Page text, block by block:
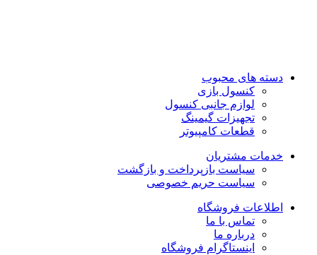
دسته های محبوب
کنسول بازی
لوازم جانبی کنسول
تجهیزات گیمینگ
قطعات کامپیوتر
خدمات مشتریان
سیاست بازپرداخت و بازگشت
سیاست حریم خصوصی
اطلاعات فروشگاه
تماس با ما
درباره ما
اینستاگرام فروشگاه